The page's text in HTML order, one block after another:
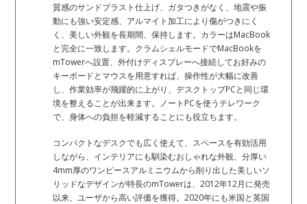
質感のサンドブラスト仕上げ、ガタつきがなく、地震や振
動にも強い安定感、アルマイト加工により傷がつきにく
く、美しい外観を長期間、保持します。カラーはMacBook
と完全に一致します。クラムシェルモードでMacBookを
mTowerへ設置、外付けディスプレーへ接続してお好みの
キーボードとマウスを用意すれば、操作性が大幅に改善
し、作業効率が飛躍的に上がり、デスクトップPCと同じ環
境を整えることが出来ます。ノートPCを使うテレワーク
で、身体への負担を軽減することにも役立ちます。
コンパクトなデスクでも広く使えて、スペースを有効活用
しながら、インテリアにも馴染むおしゃれな外観、分厚い
4mm厚のワンピースアルミニウムから削り出した美しいソ
リッドなデザインが特長のmTowerは、2012年12月に発売
以来、ユーザから高い評価を獲得。2020年にも米国と英国